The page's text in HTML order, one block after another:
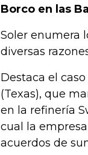
Borco en las
Soler enumera
diversas
Destaca el
(Texas), que
en la refinería
cual la
acuerdos de